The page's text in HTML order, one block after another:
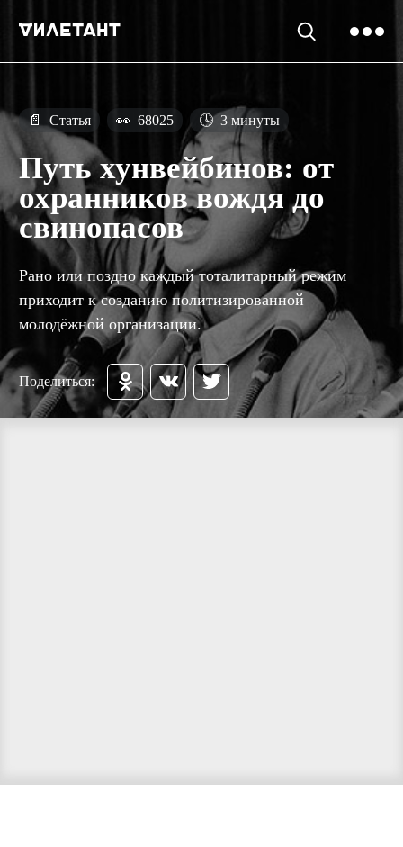
📄 Статья 👀 68025 🕓 3 минуты
Путь хунвейбинов: от
охранников вождя до
свинопасов
Рано или поздно каждый тоталитарный режим
приходит к созданию политизированной
молодёжной организации.
Поделиться: